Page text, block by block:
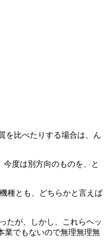
を比べたりする場合は、ん
度は別方向のものを、と
種とも、どちらかと言えば
たが、しかし、これらヘッ
業でもないので無理無理無